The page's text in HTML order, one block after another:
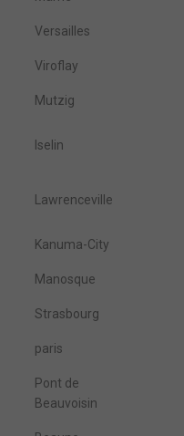
Versailles
Viroflay
Mutzig
Iselin
Lawrenceville
Kanuma-City
Manosque
Strasbourg
paris
Pont de
Beauvoisin